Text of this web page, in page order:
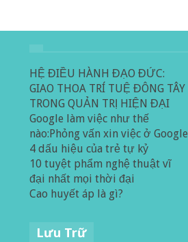
HỆ ĐIỀU HÀNH ĐẠO ĐỨC:
GIAO THOA TRÍ TUỆ ĐÔNG TÂY
TRONG QUẢN TRỊ HIỆN ĐẠI
Google làm việc như thế
nào:Phỏng vấn xin việc ở Google
4 dấu hiệu của trẻ tự kỷ
10 tuyệt phẩm nghệ thuật vĩ
đại nhất mọi thời đại
Cao huyết áp là gì?
Lưu Trữ